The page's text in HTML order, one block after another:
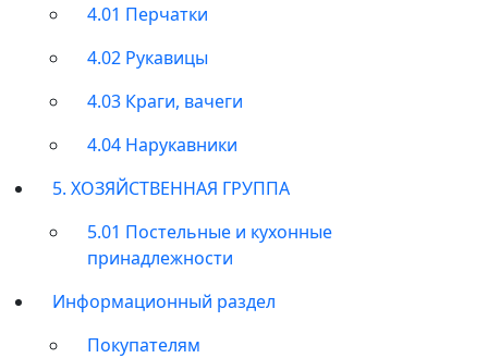
4.01 Перчатки
4.02 Рукавицы
4.03 Краги, вачеги
4.04 Нарукавники
5. ХОЗЯЙСТВЕННАЯ ГРУППА
5.01 Постельные и кухонные
принадлежности
Информационный раздел
Покупателям